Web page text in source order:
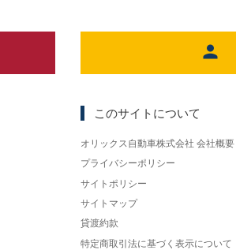
このサイトについて
オリックス自動車株式会社 会社概要
プライバシーポリシー
サイトポリシー
サイトマップ
貸渡約款
特定商取引法に基づく表示について